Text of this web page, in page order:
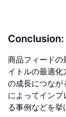
Conclusion:
商品フィードの
イトルの最適
の成長につなが
によってイン
る事例などを挙